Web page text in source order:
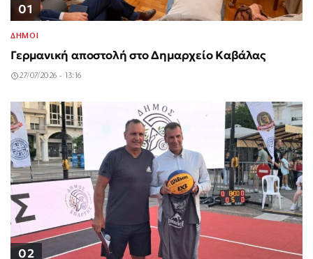
01
ΔΗΜΟΙ
Γερμανική αποστολή στο Δημαρχείο Καβάλας
27/07/2026 - 13:16
02